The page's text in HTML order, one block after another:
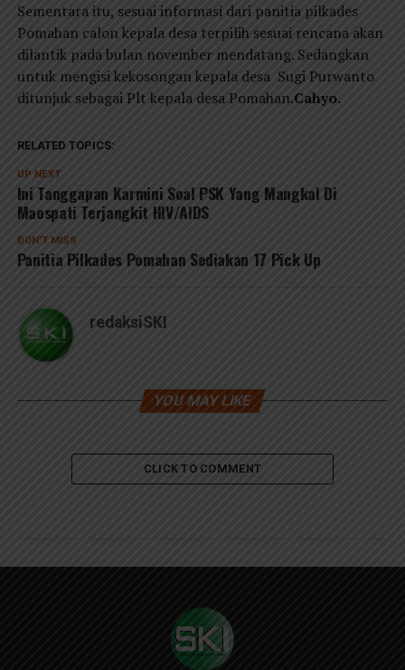
Sementara itu, sesuai informasi dari panitia pilkades
Pomahan calon kepala desa terpilih sesuai rencana akan
dilantik pada bulan november mendatang. Sedangkan
untuk mengisi kekosongan kepala desa Sugi Purwanto
ditunjuk sebagai Plt kepala desa Pomahan.Cahyo.
RELATED TOPICS:
UP NEXT
Ini Tanggapan Karmini Soal PSK Yang Mangkal Di
Maospati Terjangkit HIV/AIDS
DON'T MISS
Panitia Pilkades Pomahan Sediakan 17 Pick Up
redaksiSKI
YOU MAY LIKE
CLICK TO COMMENT